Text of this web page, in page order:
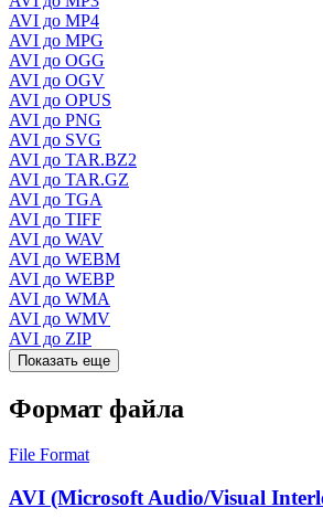
AVI до MP4
AVI до MPG
AVI до OGG
AVI до OGV
AVI до OPUS
AVI до PNG
AVI до SVG
AVI до TAR.BZ2
AVI до TAR.GZ
AVI до TGA
AVI до TIFF
AVI до WAV
AVI до WEBM
AVI до WEBP
AVI до WMA
AVI до WMV
AVI до ZIP
Показать еще
Формат файла
File Format
AVI (Microsoft Audio/Visual